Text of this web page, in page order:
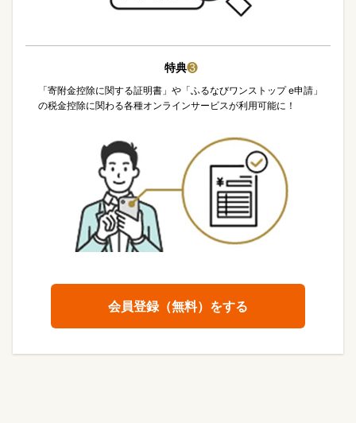
特典❸
「寄附金控除に関する証明書」や「ふるなびワンストップ e申請」
の税金控除に関わる各種オンラインサービスが利用可能に！
会員登録（無料）をする